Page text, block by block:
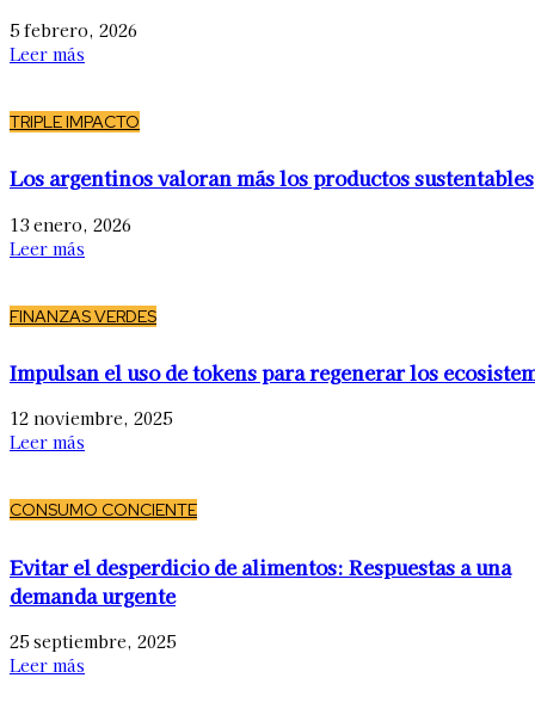
5 febrero, 2026
Leer más
TRIPLE IMPACTO
Los argentinos valoran más los productos sustentables
13 enero, 2026
Leer más
FINANZAS VERDES
Impulsan el uso de tokens para regenerar los
12 noviembre, 2025
Leer más
CONSUMO CONCIENTE
Evitar el desperdicio de alimentos: Respuestas a una
demanda urgente
25 septiembre, 2025
Leer más